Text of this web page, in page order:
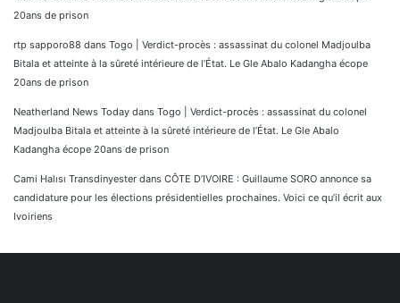
20ans de prison
rtp sapporo88 dans Togo | Verdict-procès : assassinat du colonel Madjoulba
Bitala et atteinte à la sûreté intérieure de l’État. Le Gle Abalo Kadangha écope
20ans de prison
Neatherland News Today dans Togo | Verdict-procès : assassinat du colonel
Madjoulba Bitala et atteinte à la sûreté intérieure de l’État. Le Gle Abalo
Kadangha écope 20ans de prison
Cami Halısı Transdinyester dans CÔTE D’IVOIRE : Guillaume SORO annonce sa
candidature pour les élections présidentielles prochaines. Voici ce qu’il écrit aux
Ivoiriens